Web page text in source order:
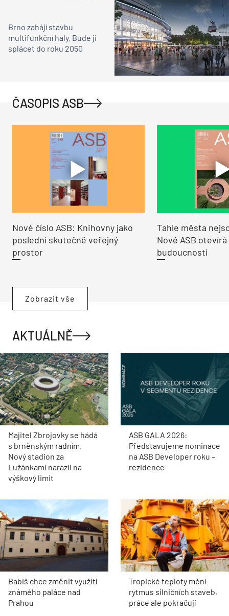
Brno zahájí stavbu
multifunkční haly. Bude ji
splácet do roku 2050
ČASOPIS ASB
Nové číslo ASB: Knihovny jako
poslední skutečně veřejný
prostor
Tahle města
Nové ASB
budoucnosti
Zobrazit vše
AKTUÁLNĚ
Majitel Zbrojovky se hádá
s brněnským radním.
Nový stadion za
Lužánkami narazil na
výškový limit
ASB GALA 2026:
Představujeme nominace
na ASB Developer roku –
rezidence
Babiš chce změnit využití
známého paláce nad
Prahou
Tropické teploty mění
rytmus silničních staveb,
práce ale pokračují